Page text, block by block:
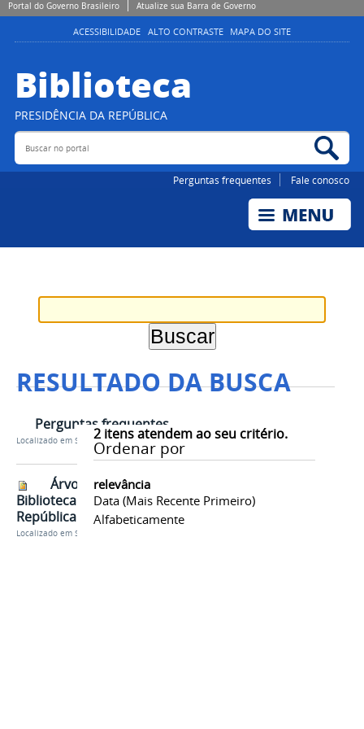
Portal do Governo Brasileiro Atualize sua Barra de Governo
ACESSIBILIDADE ALTO CONTRASTE MAPA DO SITE
Biblioteca
PRESIDÊNCIA DA REPÚBLICA
Buscar no portal
Perguntas frequentes Fale conosco
RESULTADO DA BUSCA
2itens atendem ao seu critério.
Ordenar por
relevância
Data (mais Recente Primeiro)
Alfabeticamente
Perguntas frequentes
Localizado em Sobre a Biblioteca
Árvore de Natal da
Biblioteca da Presidência da
República
Localizado em Sobre a Biblioteca